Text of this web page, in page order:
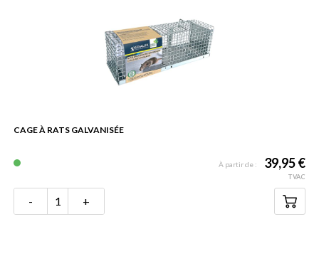
CAGE À RATS GALVANISÉE
À partir de : 39,95 €
TVAC
- +